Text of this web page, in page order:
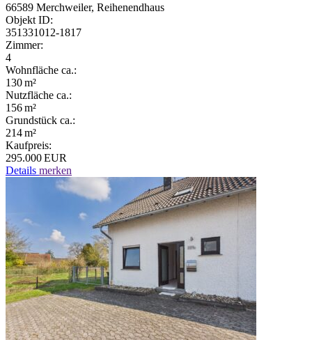
66589 Merchweiler, Reihenendhaus
Objekt ID:
351331012-1817
Zimmer:
4
Wohnfläche ca.:
130 m²
Nutzfläche ca.:
156 m²
Grund­stück ca.:
214 m²
Kaufpreis:
295.000 EUR
Details merken